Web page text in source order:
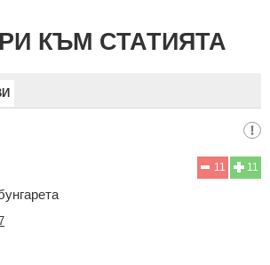
КЪМ СТАТИЯТА
11
11